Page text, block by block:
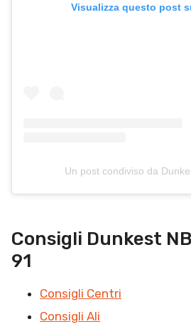
Visualizza questo post
Un post condiviso da
Consigli Dunkest
91
Consigli Centri
Consigli Ali